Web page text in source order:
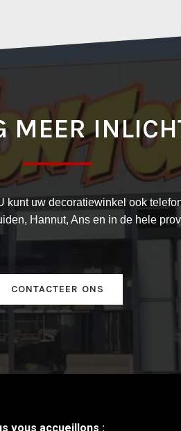
MEER
uw decoratiewinkel ook
Hannut, Ans en in de hele
CONTACTEER ONS
vous accueillons :